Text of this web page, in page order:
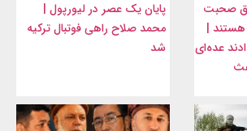
صحبت
هستند |
عده‌ای
پایان یک عصر در لیورپول |
محمد صلاح راهی فوتبال ترکیه
شد